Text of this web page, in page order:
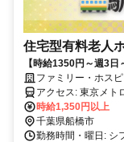
住宅型有料老人
【時給1350円～週3
2025年秋に新開設！
ファミリー・ホス
アクセス: 東京メトロ『北習志野』駅より徒歩13分 京成電鉄『習志
野』駅より徒歩5分
通勤 応相談
時給1,350円以上
千葉県船橋市
勤務時間・曜日: